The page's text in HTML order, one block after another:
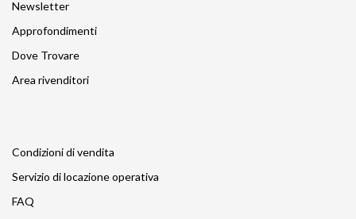
Newsletter
Approfondimenti
Dove Trovare
Area rivenditori
Condizioni di vendita
Servizio di locazione operativa
FAQ